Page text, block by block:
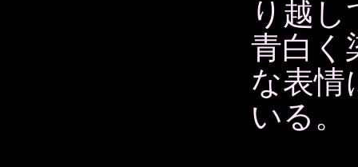
り越
青白く
な表情
いる。